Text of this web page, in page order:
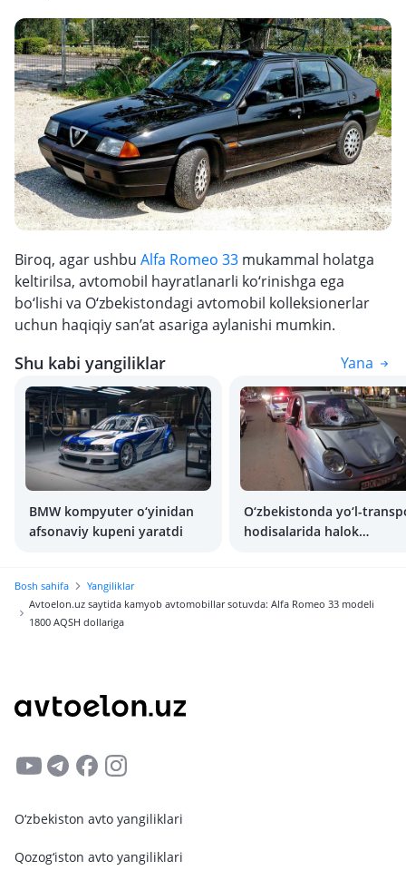
Biroq, agar ushbu Alfa Romeo 33 mukammal holatga
keltirilsa, avtomobil hayratlanarli ko‘rinishga ega
bo‘lishi va O‘zbekistondagi avtomobil kolleksionerlar
uchun haqiqiy san’at asariga aylanishi mumkin.
Shu kabi yangiliklar Yana
BMW kompyuter o‘yinidan
afsonaviy kupeni yaratdi
O‘zbekistonda yo‘l-
hodisalarida halok
Bosh sahifa
Yangiliklar
Avtoelon.uz saytida kamyob avtomobillar sotuvda: Alfa Romeo 33 modeli
1800 AQSH dollariga
O‘zbekiston avto yangiliklari
Qozog‘iston avto yangiliklari